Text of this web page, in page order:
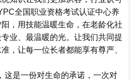
全国职业资格考试认证中心养
，用技能温暖生命，在老龄化社
业、最温暖的光。让我们共同提
，让每一位长者都能享有尊严、
这是一份对生命的承诺，一次对